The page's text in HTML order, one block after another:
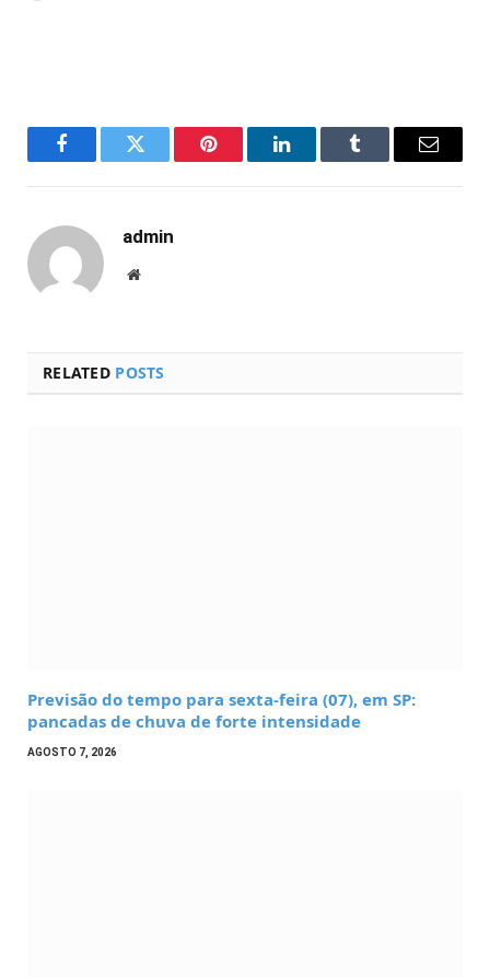
FacebookTwitter Pinterest LinkedInTumblr Email
admin
Website
RELATED POSTS
Previsão do tempo para sexta-feira (07), em SP:
pancadas de chuva de forte intensidade
AGOSTO 7, 2026